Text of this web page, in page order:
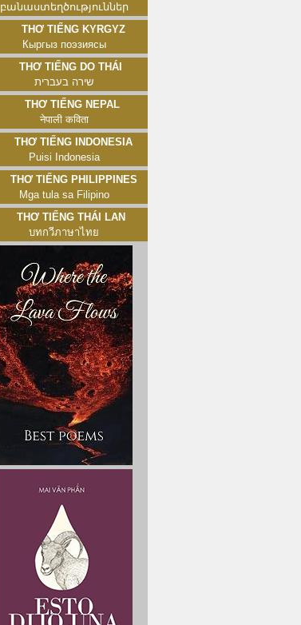
բանաստեղծություններ
Thơ tiếng Kyrgyz
Кыргыз поэзиясы
Thơ tiếng Do Thái
שירה בעברית
Thơ tiếng Nepal
नेपाली कविता
Thơ tiếng Indonesia
Puisi Indonesia
Thơ tiếng Philippines
Mga tula sa Filipino
Thơ tiếng Thái Lan
บทกวีภาษาไทย